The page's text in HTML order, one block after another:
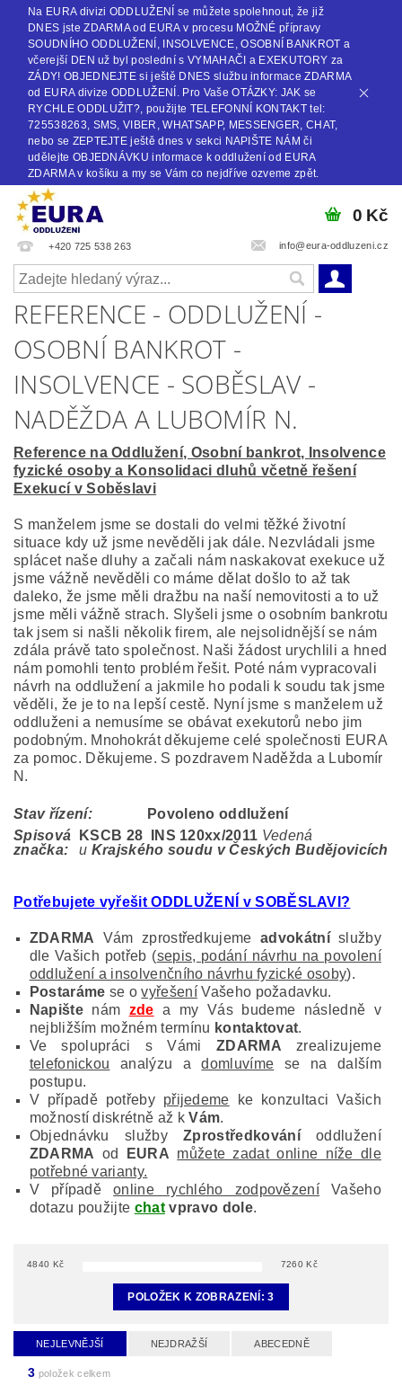
Na EURA divizi ODDLUŽENÍ se můžete spolehnout, že již
DNES jste ZDARMA od EURA v procesu MOŽNÉ přípravy
SOUDNÍHO ODDLUŽENÍ, INSOLVENCE, OSOBNÍ BANKROT a
včerejší DEN už byl poslední s VYMAHAČI a EXEKUTORY za
ZÁDY! OBJEDNEJTE si ještě DNES službu informace ZDARMA
od EURA divize ODDLUŽENÍ. Pro Vaše OTÁZKY: JAK se
RYCHLE ODDLUŽIT?, použijte TELEFONNÍ KONTAKT tel:
725538263, SMS, VIBER, WHATSAPP, MESSENGER, CHAT,
nebo se ZEPTEJTE ještě dnes v sekci NAPIŠTE NÁM či
udělejte OBJEDNÁVKU informace k oddlužení od EURA
ZDARMA v košíku a my se Vám co nejdříve ozveme zpět.
+420 725 538 263 info@eura-oddluzeni.cz
0 Kč
REFERENCE - ODDLUŽENÍ -
OSOBNÍ BANKROT -
INSOLVENCE - SOBĚSLAV -
NADĚŽDA A LUBOMÍR N.
Reference na Oddlužení, Osobní bankrot, Insolvence
fyzické osoby a Konsolidaci dluhů včetně řešení
Exekucí v Soběslavi
S manželem jsme se dostali do velmi těžké životní
situace kdy už jsme nevěděli jak dále. Nezvládali jsme
splácet naše dluhy a začali nám naskakovat exekuce už
jsme vážně nevěděli co máme dělat došlo to až tak
daleko, že jsme měli dražbu na naší nemovitosti a to už
jsme měli vážně strach. Slyšeli jsme o osobním bankrotu
tak jsem si našli několik firem, ale nejsolidnější se nám
zdála právě tato společnost. Naši žádost urychlili a hned
nám pomohli tento problém řešit. Poté nám vypracovali
návrh na oddlužení a jakmile ho podali k soudu tak jsme
věděli, že je to na lepší cestě. Nyní jsme s manželem už
oddluženi a nemusíme se obávat exekutorů nebo jim
podobným. Mnohokrát děkujeme celé společnosti EURA
za pomoc. Děkujeme. S pozdravem Naděžda a Lubomír
N.
Stav řízení:
Povoleno oddlužení
Spisová
značka:
KSCB 28 INS 120xx/2011 Vedená
u Krajského soudu v Českých Budějovicích
Potřebujete vyřešit ODDLUŽENÍ v SOBĚSLAVI?
ZDARMA Vám zprostředkujeme advokátníslužby
dle Vašich potřeb (sepis, podání návrhu na povolení
oddlužení a insolvenčního návrhu fyzické osoby).
Postaráme se ovyřešeníVašeho požadavku.
Napištenám zde a my Vás budeme následně v
nejbližším možném termínu kontaktovat.
Ve spolupráci s Vámi ZDARMA zrealizujeme
telefonickou analýzu adomluvíme se na dalším
postupu.
V případě potřeby přijedeme ke konzultaci Vašich
možností diskrétně až kVám.
Objednávku služby
Zprostředkováníoddlužení
ZDARMA od EURA můžete zadat online níže dle
potřebné varianty.
V případěonline rychlého zodpovězení Vašeho
dotazu použijte chatvpravo dole.
4840 Kč 7260 Kč
POLOŽEK K ZOBRAZENÍ:3
NEJLEVNĚJŠÍ NEJDRAŽŠÍ ABECEDNĚ
3 položek celkem